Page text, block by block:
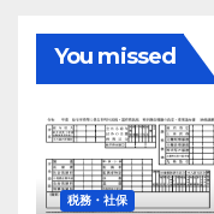
You missed
税務・社保